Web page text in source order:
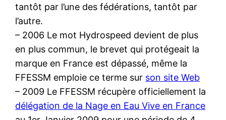
tantôt par l’une des fédérations, tantôt par
l’autre.
– 2006 Le mot Hydrospeed devient de plus
en plus commun, le brevet qui protégeait la
marque en France est dépassé, même la
FFESSM emploie ce terme sur son site Web
– 2009 Le FFESSM récupère officiellement la
délégation de la Nage en Eau Vive en France